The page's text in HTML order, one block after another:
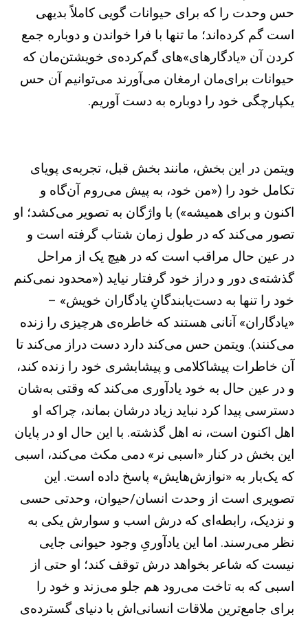
حس وحدت را که برای حیوانات گویی کاملاً بدیهی
است گم کرده‌اند؛ ما تنها با فرا خواندن و دوباره جمع
کردن آن «یادگارهای»های گم‌کرده‌‌ی خویشتن‌مان که
حیوانات برای‌مان ارمغان می‌آورند می‌توانیم آن حس
یکپارچگی خود را دوباره به دست آوریم.
ویتمن در این بخش، مانند بخش قبل، تجربه‌ی پویای
تکامل خود را («من خود، به پیش می‌روم آن‌گاه و
اکنون و برای همیشه») با واژگان به تصویر می‌کشد؛ او
تصور می‌کند که در طول زمان شتاب گرفته است و
در عین حال مراقب است که در هیچ یک از مراحل
گذشته‌ی دور و دراز خود گرفتار نیاید («محدود نمی‌کنم
خود را تنها به دست‌یابندگانِ یادگاران خویش» –
«یادگاران» آنانی هستند که خاطره‌ی هرچیزی را زنده
می‌کنند). ویتمن حس می‌کند دارد دست دراز می‌کند تا
آن خاطرات پیشاکلامی و پیشابشری خود را زنده کند،
و در عین حال به خود یادآوری می‌کند که وقتی به‌شان
دسترسی پیدا کرد نباید زیاد درشان بماند، چراکه او
اهل اکنون است، نه اهل گذشته. با این حال او در پایان
این بخش در کنار «اسبی نر» دمی مکث می‌کند، اسبی
که یک‌بار به «نوازش‌هایش» پاسخ داده است. این
تصویری است از وحدت انسان/حیوان، وحدتی حسی
و نزدیک، رابطه‌ای که درش اسب و سوارش یکی به
نظر می‌رسند. اما این یادآوریِ وجود حیوانی جایی
نیست که شاعر بخواهد درش توقف کند؛ او حتی از
اسبی که به تاخت می‌رود هم جلو می‌زند و خود را
برای جامع‌ترین ملاقات انسانی‌اش با دنیای گسترده‌ی